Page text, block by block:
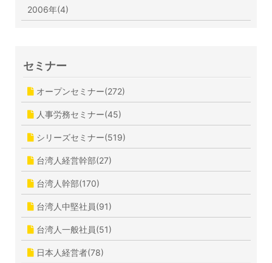
2006年(4)
セミナー
オープンセミナー(272)
人事労務セミナー(45)
シリーズセミナー(519)
台湾人経営幹部(27)
台湾人幹部(170)
台湾人中堅社員(91)
台湾人一般社員(51)
日本人経営者(78)